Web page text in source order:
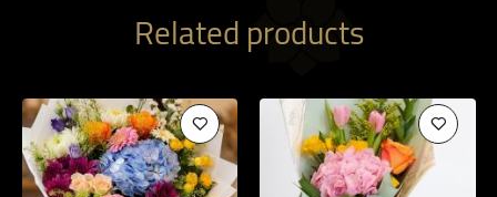
Related products